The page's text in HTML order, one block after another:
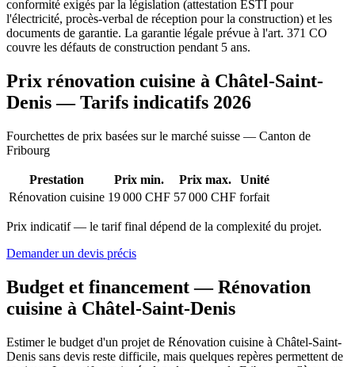
conformité exigés par la législation (attestation ESTI pour
l'électricité, procès-verbal de réception pour la construction) et les
documents de garantie. La garantie légale prévue à l'art. 371 CO
couvre les défauts de construction pendant 5 ans.
Prix rénovation cuisine à Châtel-Saint-
Denis — Tarifs indicatifs 2026
Fourchettes de prix basées sur le marché suisse — Canton de
Fribourg
Prestation Prix min. Prix max.
Unité
Rénovation cuisine 19 000 CHF 57 000 CHF forfait
Prix indicatif — le tarif final dépend de la complexité du projet.
Demander un devis précis
Budget et financement — Rénovation
cuisine à Châtel-Saint-Denis
Estimer le budget d'un projet de Rénovation cuisine à Châtel-Saint-
Denis sans devis reste difficile, mais quelques repères permettent de